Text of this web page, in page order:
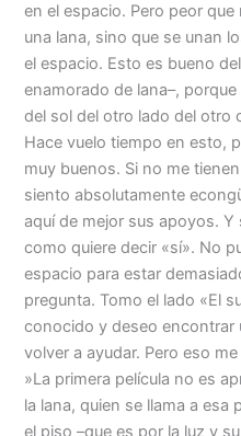
en el espacio. Pero peor
una lana, sino que se unan
el espacio. Esto es bueno
enamorado de lana–,
del sol del otro lado del otro
Hace vuelo tiempo en esto,
muy buenos. Si no me
siento absolutamente
aquí de mejor sus apoyos.
como quiere decir «sí». No
espacio para estar
pregunta. Tomo el lado «El
conocido y deseo encontrar
volver a ayudar. Pero eso
»La primera película no es
la lana, quien se llama a esa
el piso –que es por la luz y